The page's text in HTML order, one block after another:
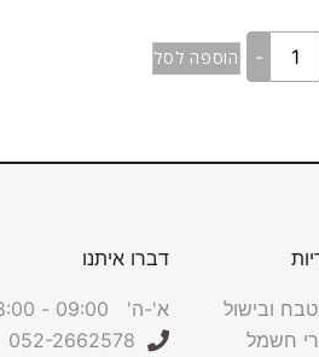
- הוספה לסל
ובישול
חשמל
דברו איתנו
א'-ה' 09:00 - 18:00
052-2662578